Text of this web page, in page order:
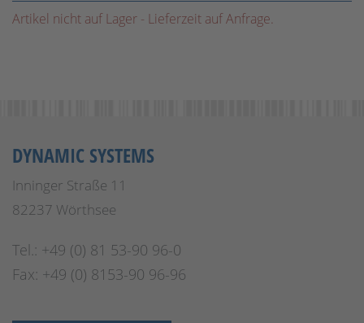
Artikel nicht auf Lager - Lieferzeit auf Anfrage.
DYNAMIC SYSTEMS
Inninger Straße 11
82237 Wörthsee
Tel.: +49 (0) 81 53-90 96-0
Fax: +49 (0) 8153-90 96-96